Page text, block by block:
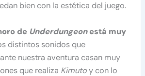
bien con la estética del juego.
de Underdungeonestá muy
distintos sonidos que
nuestra aventura casan muy
que realiza Kimutoy con lo